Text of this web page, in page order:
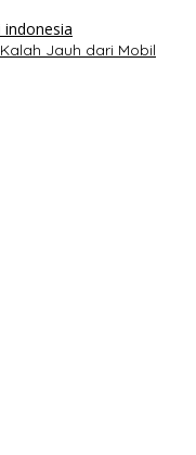
Jauh dari Mobil